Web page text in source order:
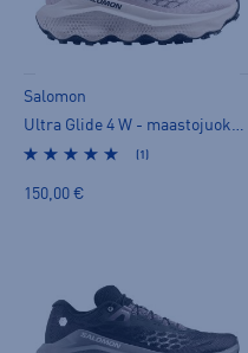
Salomon
Ultra Glide 4 W - maastojuoksukengät
(1)
150,00 €